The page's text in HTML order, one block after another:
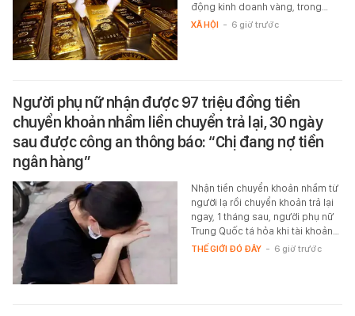
động kinh doanh vàng, trong…
XÃ HỘI - 6 giờ trước
Người phụ nữ nhận được 97 triệu đồng tiền
chuyển khoản nhầm liền chuyển trả lại, 30 ngày
sau được công an thông báo: “Chị đang nợ tiền
ngân hàng”
Nhận tiền chuyển khoản nhầm từ
người lạ rồi chuyển khoản trả lại
ngay, 1 tháng sau, người phụ nữ
Trung Quốc tá hỏa khi tài khoản…
THẾ GIỚI ĐÓ ĐÂY - 6 giờ trước